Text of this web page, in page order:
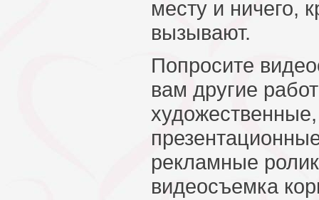
месту и ничего,
вызывают.
Попросите
вам другие
рекламные
видеосъемка